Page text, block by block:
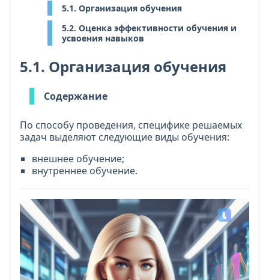
5.1. Организация обучения
5.2. Оценка эффективности обучения и
усвоения навыков
5.1. Организация обучения
Содержание
По способу проведения, специфике решаемых
задач выделяют следующие виды обучения:
внешнее обучение;
внутреннее обучение.